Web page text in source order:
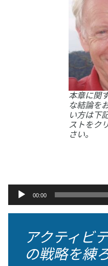
本章に関
な結論を
い方は下
ストをク
さい。
声
00:00
アクティビ
の戦略を練